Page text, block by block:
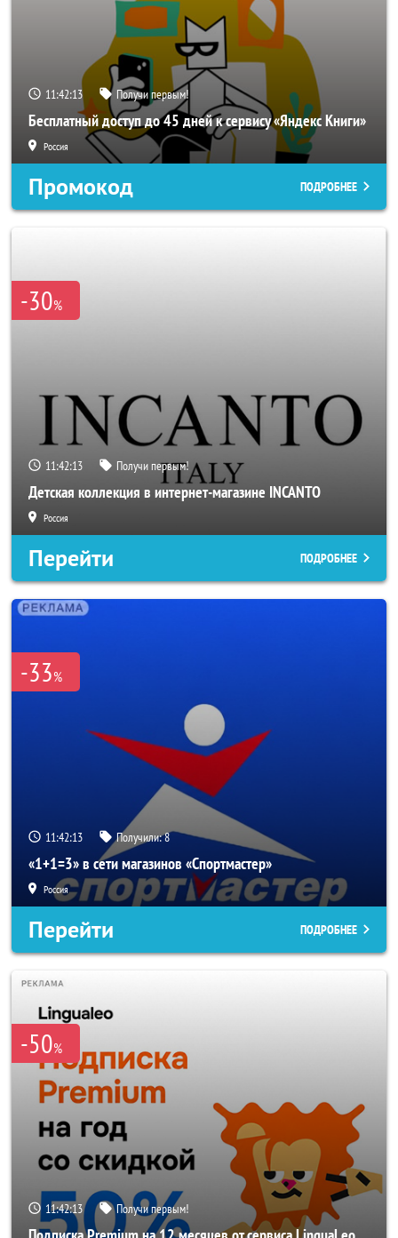
11:42:11 Получи первым!
Бесплатный доступ до 45 дней к сервису «Яндекс Книги»
Россия
Промокод ПОДРОБНЕЕ
-30%
11:42:11 Получи первым!
Детская коллекция в интернет-магазине INCANTO
Россия
Перейти ПОДРОБНЕЕ
-33%
11:42:11 Получили:8
«1+1=3» в сети магазинов «Спортмастер»
Россия
Перейти ПОДРОБНЕЕ
-50%
11:42:11 Получи первым!